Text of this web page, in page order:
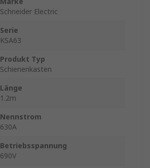
Schneider Electric
Serie
KSA63
Produkt Typ
Schienenkasten
Länge
1.2m
Nennstrom
630A
Betriebsspannung
690V